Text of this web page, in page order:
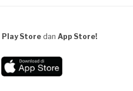
Play Store dan App Store!